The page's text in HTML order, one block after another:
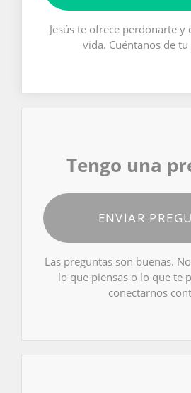
Jesús te ofrece perdonarte y
vida. Cuéntanos de
Tengo una
ENVIAR
Las preguntas son buenas.
lo que piensas o lo que te
conectarnos